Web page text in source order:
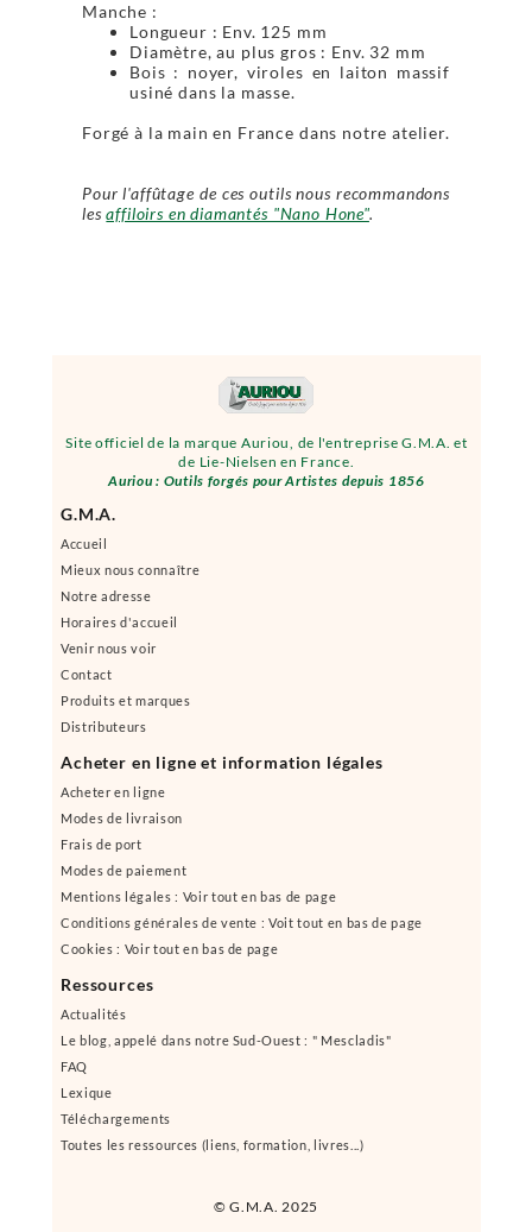
© G.M.A. 2025
Site officiel de la marque Auriou, de l'entreprise G.M.A. et
de Lie-Nielsen en France.
Auriou : Outils forgés pour Artistes depuis 1856
G.M.A.
Accueil
Mieux nous connaître
Notre adresse
Horaires d'accueil
Venir nous voir
Contact
Produits et marques
Distributeurs
Acheter en ligne et information légales
Acheter en ligne
Modes de livraison
Frais de port
Modes de paiement
Mentions légales : Voir tout en bas de page
Conditions générales de vente : Voit tout en bas de page
Cookies : Voir tout en bas de page
Ressources
Actualités
Le blog, appelé dans notre Sud-Ouest : " Mescladis"
FAQ
Lexique
Téléchargements
Toutes les ressources (liens, formation, livres...)
Manche :
Longueur : Env. 125 mm
Diamètre, au plus gros : Env. 32 mm
Bois : noyer, viroles en laiton massif
usiné dans la masse.
Forgé à la main en France dans notre atelier.
Pour l'affûtage de ces outils nous recommandons
lesaffiloirs en diamantés "Nano Hone".